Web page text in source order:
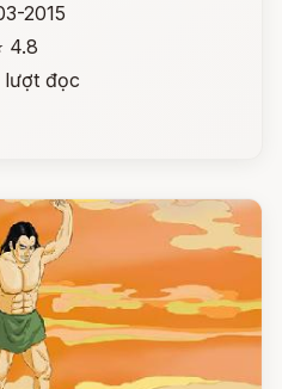
2015
4.8
lượt đọc